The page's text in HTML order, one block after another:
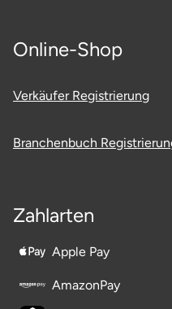
Online-Shop
Verkäufer Registrierung
Branchenbuch
Zahlarten
Apple Pay
AmazonPay